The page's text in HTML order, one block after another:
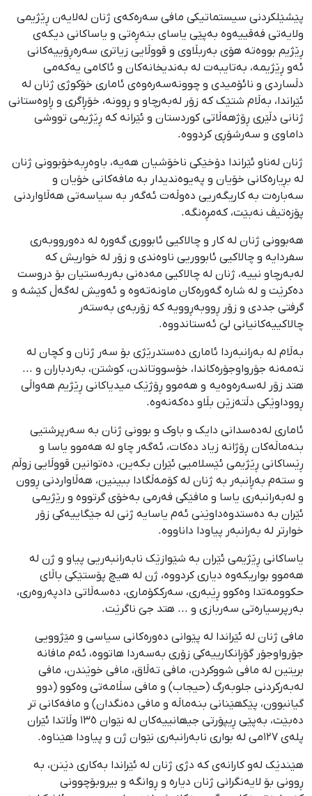
پێشێلکردنی سیستماتیکی مافی سەرەکەی ژنان لەلایەن ڕێژیمی
ولایەتی فەقییەوە بەپێی یاسای بنەڕەتی و یاساکانی دیکەی
ڕێژیم بووەتە ھۆی بەربڵاوی و قووڵایی زیاتری سەرەڕۆییەکانی
ئەو ڕێژیمە، بەتایبەت لە بەندیخانەکان و ئاکامی یەکەمی
دڵساردی و نائۆمیدی و چوونەسەرەوەی ئاماری خۆکوژی ژنان لە
ئێراندا، بەڵام شتێک کە زۆر لەبەرچاو و ڕوونە، خۆڕاگری و ڕاوەستانی
ژنانی دڵێری ڕۆژهەڵاتی کوردستان و ئێرانە کە ڕێژیمی تووشی
داماوی و سەرشۆڕی کردووە.
ژنان لەناو ئێراندا دۆخێکی ناخۆشیان ھەیە، باوەڕبەخۆبوونی ژنان
لە بڕیارەکانی خۆیان و پەیوەندیدار بە مافەکانی خۆیان و
سەبارەت بە کاریگەریی دەوڵەت ئەگەر بە سیاسەتی ھەڵاواردنی
پۆزەتیڤ نەبێت، کەمڕەنگە.
هەبوونی ژنان لە کار و چالاکیی ئابووری گەورە لە دەورووبەری
سفردایە و چالاکیی ئابووریی ناوەندی و زۆر لە خواریش کە
لەبەرچاو نییە، ژنان لە چالاکیی مەدەنی بەربەستیان بۆ دروست
دەکرێت و لە شارە گەورەکان ماونەتەوە و ئەویش لەگەڵ کێشە و
گرفتی جددی و زۆر ڕووبەڕوویە کە زۆربەی بەستەر
چالاکییەکانیانی لێ ئەستاندووە.
بەڵام لە بەرانبەردا ئاماری دەستدرێژی بۆ سەر ژنان و کچان لە
تەمەنە جۆرواوجۆرەکاندا، خۆسووتاندن، کوشتن، بەردباران و ...
هتد زۆر لەسەرەوەیە و ھەموو ڕۆژێک میدیاکانی ڕێژیم ھەواڵی
ڕووداوێکی دڵتەزێن بڵاو دەکەنەوە.
ئاماری لەدەسدانی دایک و باوک و بوونی ژنان بە سەرپرشتیی
بنەماڵەکان ڕۆژانە زیاد دەکات، ئەگەر چاو لە هەموو یاسا و
ڕێساکانی ڕێژیمی ئێسلامیی ئێران بکەین، دەتوانین قووڵایی زوڵم
و ستەم بەڕانبەر بە ژنان لە کۆمەڵگادا ببینین، ھەڵاواردنی ڕوون
و لەبەرانبەری یاسا و مافێکی فەرمی بەخۆی گرتووە و رێژیمی
ئێران بە دەستدوەداوێنی ئەم یاسایە ژنی لە جێگاییەکی زۆر
خوارتر لە بەرانبەر پیاودا داناووە.
یاساکانی ڕێژیمی ئێران بە شێوازێک نابەرانبەریی پیاو و ژن لە
ھەموو بواریکەوە دیاری کردووە، ژن لە ھیچ پۆستێکی باڵای
حکوومەتدا وەکوو ڕێبەری، سەرککۆماری، دەسەڵاتی دادپەروەری،
بەرپرسیارەتی سەربازی و ... هتد جێ ناگرێت.
مافی ژنان لە ئێراندا لە پێوانی دەورەکانی سیاسی و مێژوویی
جۆرواوجۆر گۆڕانکارییەکی زۆری بەسەردا ھاتووە، ئەم مافانە
بریتین لە مافی شووکردن، مافی تەڵاق، مافی خوێندن، مافی
لەبەرکردنی جلوبەرگ (حیجاب) و مافی سڵامەتی وەکوو (دوو
گیانبوون، پێکھێنانی بنەماڵە و مافی دەنگدان) و مافەکانی تر
دەبێت، بەپێی ڕیپۆرتی جیھانییەکان لە نێوان ١٣٥ وڵاتدا ئێران
پلەی ١٢٧می لە بواری نابەرانبەری نێوان ژن و پیاودا ھێناوە.
ھێندێک لەو کارانەی کە دژی ژنان لە ئێراندا بەکاری دێنن، بە
ڕوونی بۆ لایەنگرانی ژنان دیارە و ڕوانگە و بیروبۆچوونی